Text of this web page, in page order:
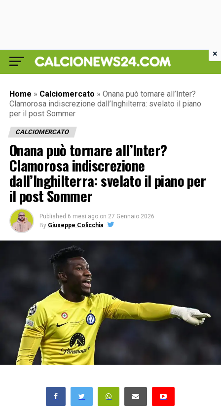
Home » Calciomercato » Onana può tornare all’Inter?
Clamorosa indiscrezione dall’Inghilterra: svelato il piano
per il post Sommer
CALCIOMERCATO
Onana può tornare all’Inter?
Clamorosa indiscrezione
dall’Inghilterra: svelato il piano per
il post Sommer
Published 6 mesi ago on 27 Gennaio 2026
By Giuseppe Colicchia
×